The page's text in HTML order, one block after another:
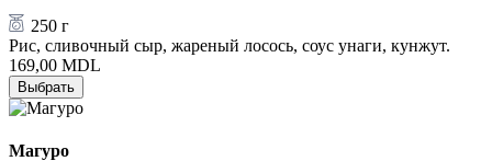
250 г
Рис, сливочный сыр, жареный лосось, соус унаги, кунжут.
169,00 MDL
Выбрать
Магуро